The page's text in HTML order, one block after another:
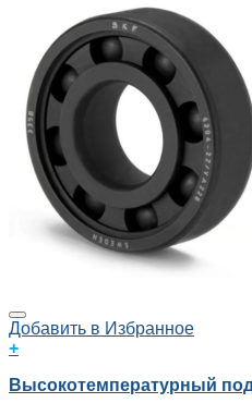
Добавить в Избранное
+
Высокотемпературный